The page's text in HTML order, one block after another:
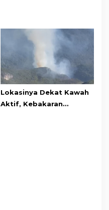
Lokasinya Dekat Kawah
Aktif, Kebakaran